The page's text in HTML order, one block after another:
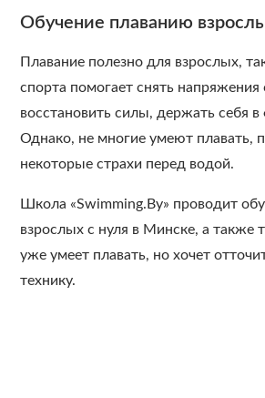
Обучение плаванию
Плавание полезно для взрослых,
спорта помогает снять напряжения
восстановить силы, держать себя
Однако, не многие умеют плавать,
некоторые страхи перед водой.
Школа «Swimming.By» проводит
взрослых с нуля в Минске, а также
уже умеет плавать, но хочет
технику.